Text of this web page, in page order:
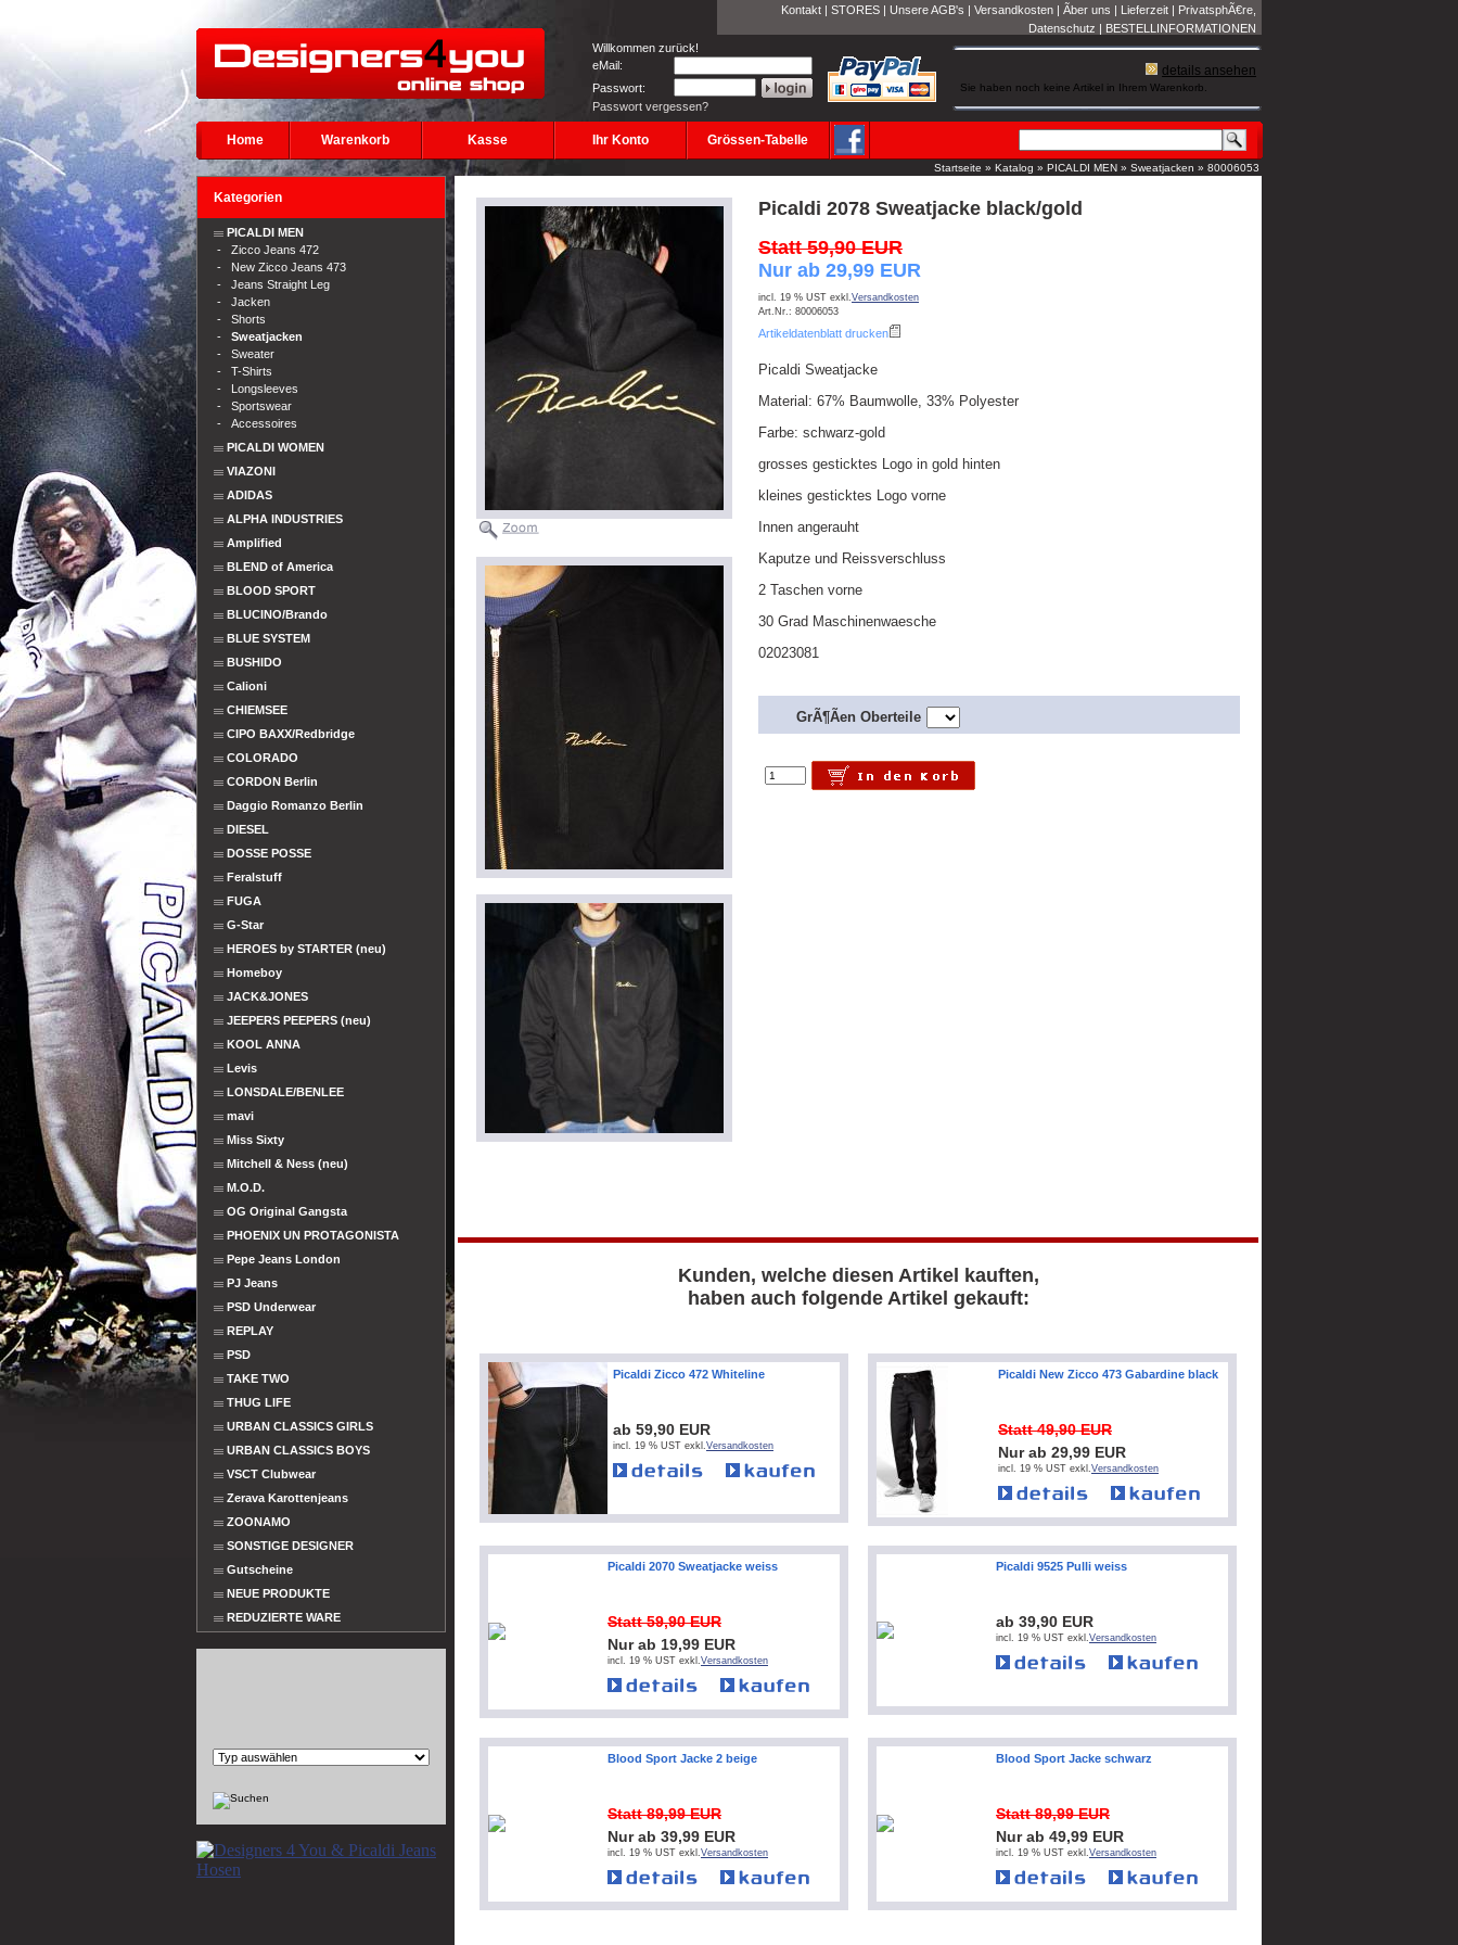
Kontakt | STORES | Unsere AGB's | Versandkosten | Ãber uns | Lieferzeit | PrivatsphÃ€re,
Datenschutz | BESTELLINFORMATIONEN
Willkommen zurück!
eMail:
Passwort:
Passwort vergessen?
details ansehen
Sie haben noch keine Artikel in Ihrem Warenkorb.
Home Warenkorb Kasse Ihr Konto Grössen-Tabelle
Startseite » Katalog » PICALDI MEN » Sweatjacken » 80006053
Kategorien
PICALDI MEN
- Zicco Jeans 472
- New Zicco Jeans 473
- Jeans Straight Leg
- Jacken
- Shorts
- Sweatjacken
- Sweater
- T-Shirts
- Longsleeves
- Sportswear
- Accessoires
PICALDI WOMEN
VIAZONI
ADIDAS
ALPHA INDUSTRIES
Amplified
BLEND of America
BLOOD SPORT
BLUCINO/Brando
BLUE SYSTEM
BUSHIDO
Calioni
CHIEMSEE
CIPO BAXX/Redbridge
COLORADO
CORDON Berlin
Daggio Romanzo Berlin
DIESEL
DOSSE POSSE
Feralstuff
FUGA
G-Star
HEROES by STARTER (neu)
Homeboy
JACK&JONES
JEEPERS PEEPERS (neu)
KOOL ANNA
Levis
LONSDALE/BENLEE
mavi
Miss Sixty
Mitchell & Ness (neu)
M.O.D.
OG Original Gangsta
PHOENIX UN PROTAGONISTA
Pepe Jeans London
PJ Jeans
PSD Underwear
REPLAY
PSD
TAKE TWO
THUG LIFE
URBAN CLASSICS GIRLS
URBAN CLASSICS BOYS
VSCT Clubwear
Zerava Karottenjeans
ZOONAMO
SONSTIGE DESIGNER
Gutscheine
NEUE PRODUKTE
REDUZIERTE WARE
Picaldi 2078 Sweatjacke black/gold
Statt 59,90 EUR
Nur ab 29,99 EUR
incl. 19 % UST exkl.Versandkosten
Art.Nr.: 80006053
Artikeldatenblatt drucken
Picaldi Sweatjacke
Material: 67% Baumwolle, 33% Polyester
Farbe: schwarz-gold
grosses gesticktes Logo in gold hinten
kleines gesticktes Logo vorne
Innen angerauht
Kaputze und Reissverschluss
2 Taschen vorne
30 Grad Maschinenwaesche
02023081
GrÃ¶Ãen Oberteile
Kunden, welche diesen Artikel kauften,
haben auch folgende Artikel gekauft:
Picaldi Zicco 472 Whiteline
ab 59,90 EUR
incl. 19 % UST exkl.Versandkosten
Picaldi New Zicco 473 Gabardine black
Statt 49,90 EUR
Nur ab 29,99 EUR
incl. 19 % UST exkl.Versandkosten
Picaldi 2070 Sweatjacke weiss
Statt 59,90 EUR
Nur ab 19,99 EUR
incl. 19 % UST exkl.Versandkosten
Picaldi 9525 Pulli weiss
ab 39,90 EUR
incl. 19 % UST exkl.Versandkosten
Blood Sport Jacke 2 beige
Statt 89,99 EUR
Nur ab 39,99 EUR
incl. 19 % UST exkl.Versandkosten
Blood Sport Jacke schwarz
Statt 89,99 EUR
Nur ab 49,99 EUR
incl. 19 % UST exkl.Versandkosten